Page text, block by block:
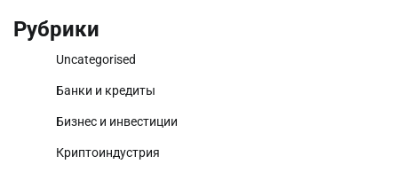
Рубрики
Uncategorised
Банки и кредиты
Бизнес и инвестиции
Криптоиндустрия